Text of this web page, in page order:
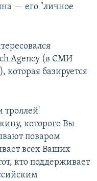
— его "личное
Agency (в СМИ
базируется
троллей'
которого Вы
поваром
всех Ваших
кто поддерживает